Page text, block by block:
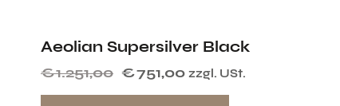
Aeolian Supersilver Black
€1.251,00 €751,00 zzgl. USt.